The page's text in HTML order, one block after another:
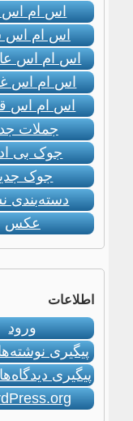
اس ام اس
اس ام اس
اس ام اس
اس ام اس
اس ام اس
جملات
جوک بی
جوک
دسته‌بندی
عکس
اطلاعات
ورود
پیگیری
پیگیری